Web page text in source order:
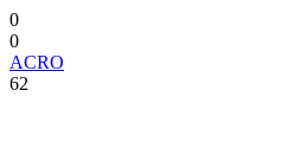
0
0
ACRO
62